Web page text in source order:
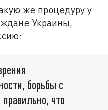
же процедуру у
Украины,
борьбы с
что